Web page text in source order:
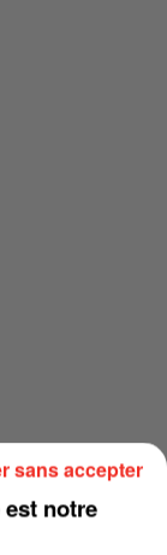
notre
sans accepter